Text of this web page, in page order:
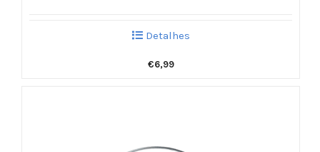
Detalhes
€6,99